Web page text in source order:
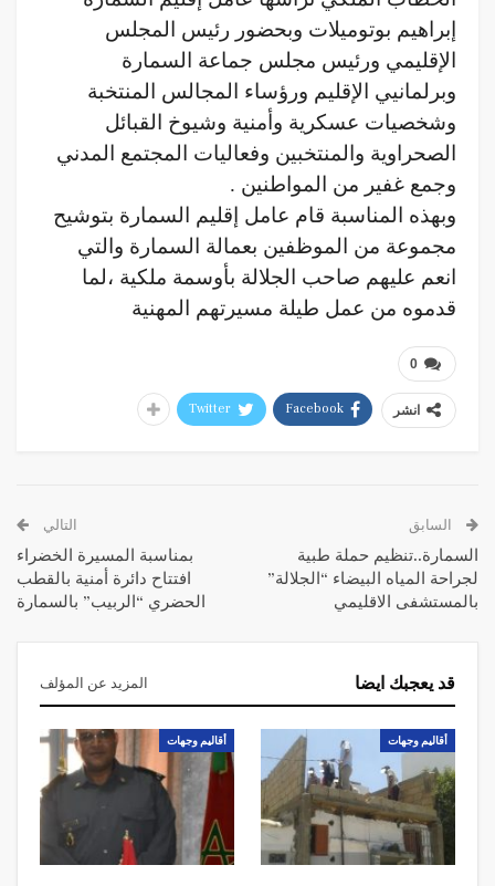
إبراهيم بوتوميلات وبحضور رئيس المجلس
الإقليمي ورئيس مجلس جماعة السمارة
وبرلمانيي الإقليم ورؤساء المجالس المنتخبة
وشخصيات عسكرية وأمنية وشيوخ القبائل
الصحراوية والمنتخبين وفعاليات المجتمع المدني
وجمع غفير من المواطنين .
وبهذه المناسبة قام عامل إقليم السمارة بتوشيح
مجموعة من الموظفين بعمالة السمارة والتي
انعم عليهم صاحب الجلالة بأوسمة ملكية ،لما
قدموه من عمل طيلة مسيرتهم المهنية
0
انشر Facebook
Twitter
السابق
السمارة..تنظيم حملة طبية
لجراحة المياه البيضاء “الجلالة”
بالمستشفى الاقليمي
التالي
بمناسبة المسيرة الخضراء
افتتاح دائرة أمنية بالقطب
الحضري “الربيب” بالسمارة
قد يعجبك ايضا المزيد عن المؤلف
أقاليم وجهات أقاليم وجهات